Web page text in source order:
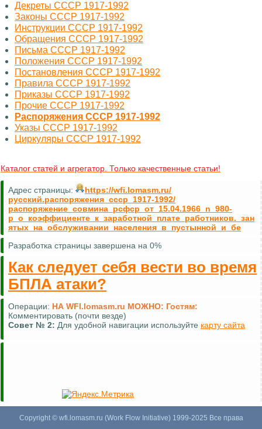
Декреты СССР 1917-1992
Законы СССР 1917-1992
Инструкции СССР 1917-1992
Обращения СССР 1917-1992
Письма СССР 1917-1992
Положения СССР 1917-1992
Постановления СССР 1917-1992
Правила СССР 1917-1992
Приказы СССР 1917-1992
Прочие СССР 1917-1992
Распоряжения СССР 1917-1992
Указы СССР 1917-1992
Циркуляры СССР 1917-1992
Каталог статей и агрегатор. Только качественные статьи!
Адрес страницы:
https://wfi.lomasm.ru/
русский.распоряжения_ссср_1917-1992/
распоряжение_совмина_рсфср_от_15.04.1966_n_980-
р_о_коэффициенте_к_заработной_плате_работников._зан
ятых_на_обслуживании_населения_в_пустынной_и_бе
Разработка страницы завершена на 0%
Как следует себя вести во время
БПЛА атаки?
Операции: НА WFI.lomasm.ru МОЖНО: Гостям:
Комментировать (почти везде)
Совет № 2: Для удобной навигации используйте карту сайта
Copyright © wfi.lomasm.ru (Work Flow Initiative) 1999-2025 Все права